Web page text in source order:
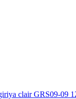
clair GRS09-09